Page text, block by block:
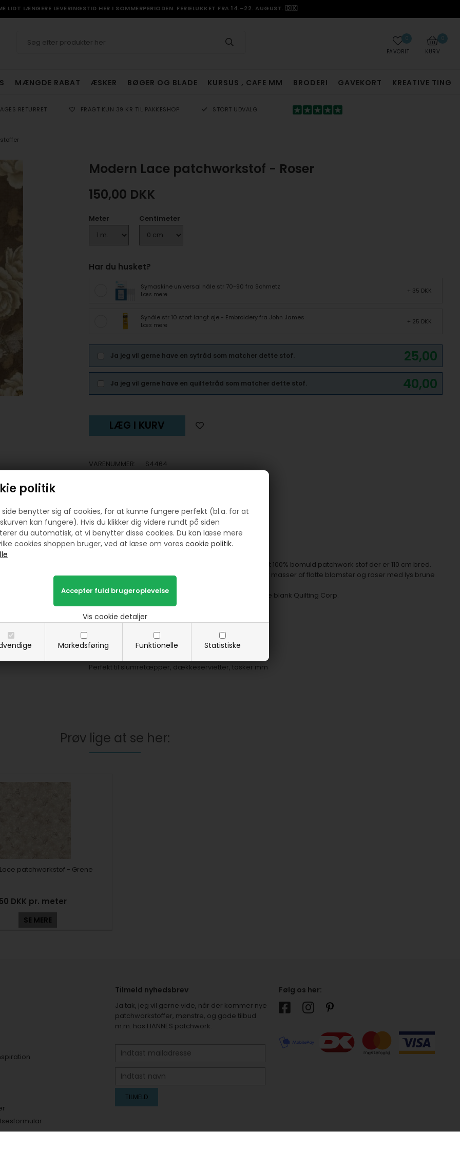
politik
side benytter sig af cookies, for at kunne fungere perfekt (bl.a. for at
kan fungere). Hvis du klikker dig videre rundt på siden
du automatisk, at vi benytter disse cookies. Du kan læse mere
cookies shoppen bruger, ved at læse om vores cookie politik.
Markedsføring Funktionelle Statistiske
Vis cookie detaljer
LIDT LÆNGERE LEVERINGSTID HER I SOMMERPERIODEN. FERIELUKKET FRA 14.–22. AUGUST. 🇩🇰
0
KURV
0
FAVORIT
MÆNGDE RABAT ÆSKER BØGER OG BLADE KURSUS , CAFE MM BRODERI GAVEKORT KREATIVE TING
RETURRET FRAGT KUN 39 KR TIL PAKKESHOP STORT UDVALG
Modern Lace patchworkstof - Roser
150,00 DKK
Meter Centimeter
Har du husket?
Symaskine universal nåle str 70-90 fra Schmetz
Læs mere + 35 DKK
Synåle str 10 stort langt øje - Embroidery fra John James
Læs mere + 25 DKK
25,00
Ja jeg vil gerne have en sytråd som matcher dette stof.
40,00
Ja jeg vil gerne have en quiltetråd som matcher dette stof.
LÆG I KURV
VARENUMMER:
S4464
30 DAGES RETURRET
STORT UDVALG
Modern Lace patchworkstof - Roser er et meget smukt 100% bomuld patchwork stof der er 110 cm bred.
Dette meget flotte brun/olivengrøn patchwork stof har masser af flotte blomster og roser med lys brune
Modern Lace er designet af Satin Moon Designs for The blank Quilting Corp.
S kriv i feltet "meter og cm" hvad du ønsker.
Leveres selvfølgelig i et stykke.
Materialer: 100% bomuld
Perfekt til slumretæpper, dækkeservietter, tasker mm
Prøv lige at se her:
patchworkstof - Grene
DKK pr. meter
SE MERE
Tilmeld nyhedsbrev
Ja tak, jeg vil gerne vide, når der kommer nye
patchworkstoffer, mønstre, og gode tilbud
m.m. hos HANNES patchwork.
Følg os her: